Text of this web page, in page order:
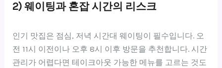
2) 웨이팅과 혼잡 시간의 리스크
인기 맛집은 점심, 저녁 시간대 웨이팅이 필수입니다. 오
전 11시 이전이나 오후 8시 이후 방문을 추천합니다. 시간
관리가 어렵다면 테이크아웃 가능한 메뉴를 고르는 것도